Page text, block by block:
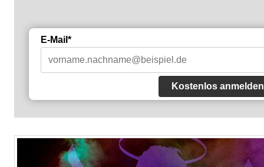
E-Mail*
Kostenlos anmelden